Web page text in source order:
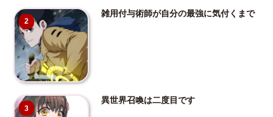
2
雑用付与術師が自分の最強に気付くまで
3
異世界召喚は二度目です